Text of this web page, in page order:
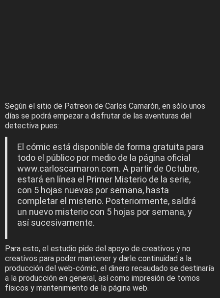
Según el sitio de Patreon de Carlos Camarón, en sólo unos
días se podrá empezar a disfrutar de las aventuras del
detectiva pues:
El cómic está disponible de forma gratuita para
todo el público por medio de la página oficial
www.carloscamaron.com. A partir de Octubre,
estará en línea el Primer Misterio de la serie,
con 5 hojas nuevas por semana, hasta
completar el misterio. Posteriormente, saldrá
un nuevo misterio con 5 hojas por semana, y
así sucesivamente.
Para esto, el estudio pide del apoyo de creativos y no
creativos para poder mantener y darle continuidad a la
producción del web-cómic, el dinero recaudado se destinaría
a la producción en general, así como impresión de tomos
físicos y mantenimiento de la página web.